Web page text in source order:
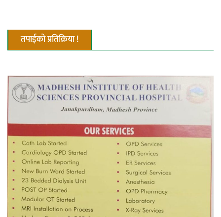
सहुलियत ऋण लिने बाटो
नदी अधिकारका ती कानुनी पाटा, जसले
बनाउँछ नदीलाई संरक्षण हकदार
प्रतिस्पर्धाबिनाको नियुक्ति बदरबारे अन्तरिम
आदेश निक्र्योल गर्न असार ६ मा पेसी
तपाईको प्रतिक्रिया !